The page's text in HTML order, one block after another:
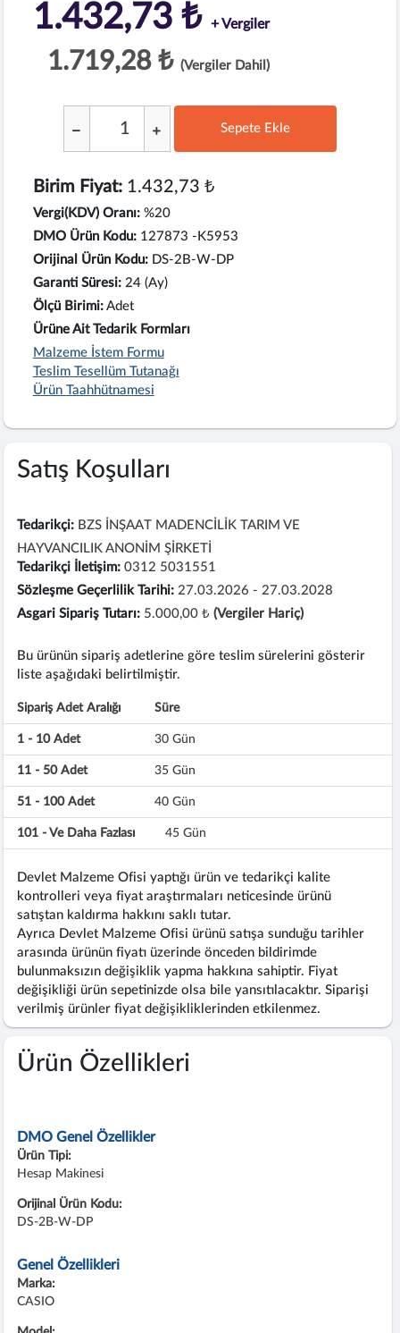
1.432,73 ₺ + Vergiler
1.719,28 ₺ (Vergiler Dahil)
Sepete Ekle
Birim Fiyat:1.432,73 ₺
Vergi(KDV) Oranı: %20
DMO Ürün Kodu: 127873 -K5953
Orijinal Ürün Kodu: DS-2B-W-DP
Garanti Süresi: 24 (Ay)
Ölçü Birimi: Adet
Ürüne Ait Tedarik Formları
Malzeme İstem Formu
Teslim Tesellüm Tutanağı
Ürün Taahhütnamesi
Satış Koşulları
Tedarikçi: BZS İNŞAAT MADENCİLİK TARIM VE
HAYVANCILIK ANONİM ŞİRKETİ
Tedarikçi İletişim: 0312 5031551
Sözleşme Geçerlilik Tarihi: 27.03.2026 - 27.03.2028
Asgari Sipariş Tutarı: 5.000,00 ₺(Vergiler Hariç)
Bu ürünün sipariş adetlerine göre teslim sürelerini gösterir
liste aşağıdaki belirtilmiştir.
Sipariş Adet Aralığı Süre
1 - 10 Adet 30 Gün
11 - 50 Adet 35 Gün
51 - 100 Adet 40 Gün
101 - Ve Daha Fazlası 45 Gün
Devlet Malzeme Ofisi yaptığı ürün ve tedarikçi kalite
kontrolleri veya fiyat araştırmaları neticesinde ürünü
satıştan kaldırma hakkını saklı tutar.
Ayrıca Devlet Malzeme Ofisi ürünü satışa sunduğu tarihler
arasında ürünün fiyatı üzerinde önceden bildirimde
bulunmaksızın değişiklik yapma hakkına sahiptir. Fiyat
değişikliği ürün sepetinizde olsa bile yansıtılacaktır. Siparişi
verilmiş ürünler fiyat değişikliklerinden etkilenmez.
Ürün Özellikleri
DMO Genel Özellikler
Ürün Tipi:
Hesap Makinesi
Orijinal Ürün Kodu:
DS-2B-W-DP
Genel Özellikleri
Marka:
CASIO